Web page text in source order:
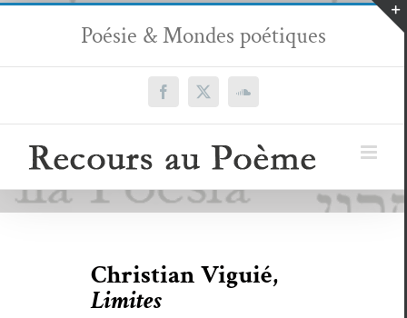
Passer
contenu
Poésie & Mondes poétiques
Facebook
X SoundCloud
Christian Viguié,
Limites